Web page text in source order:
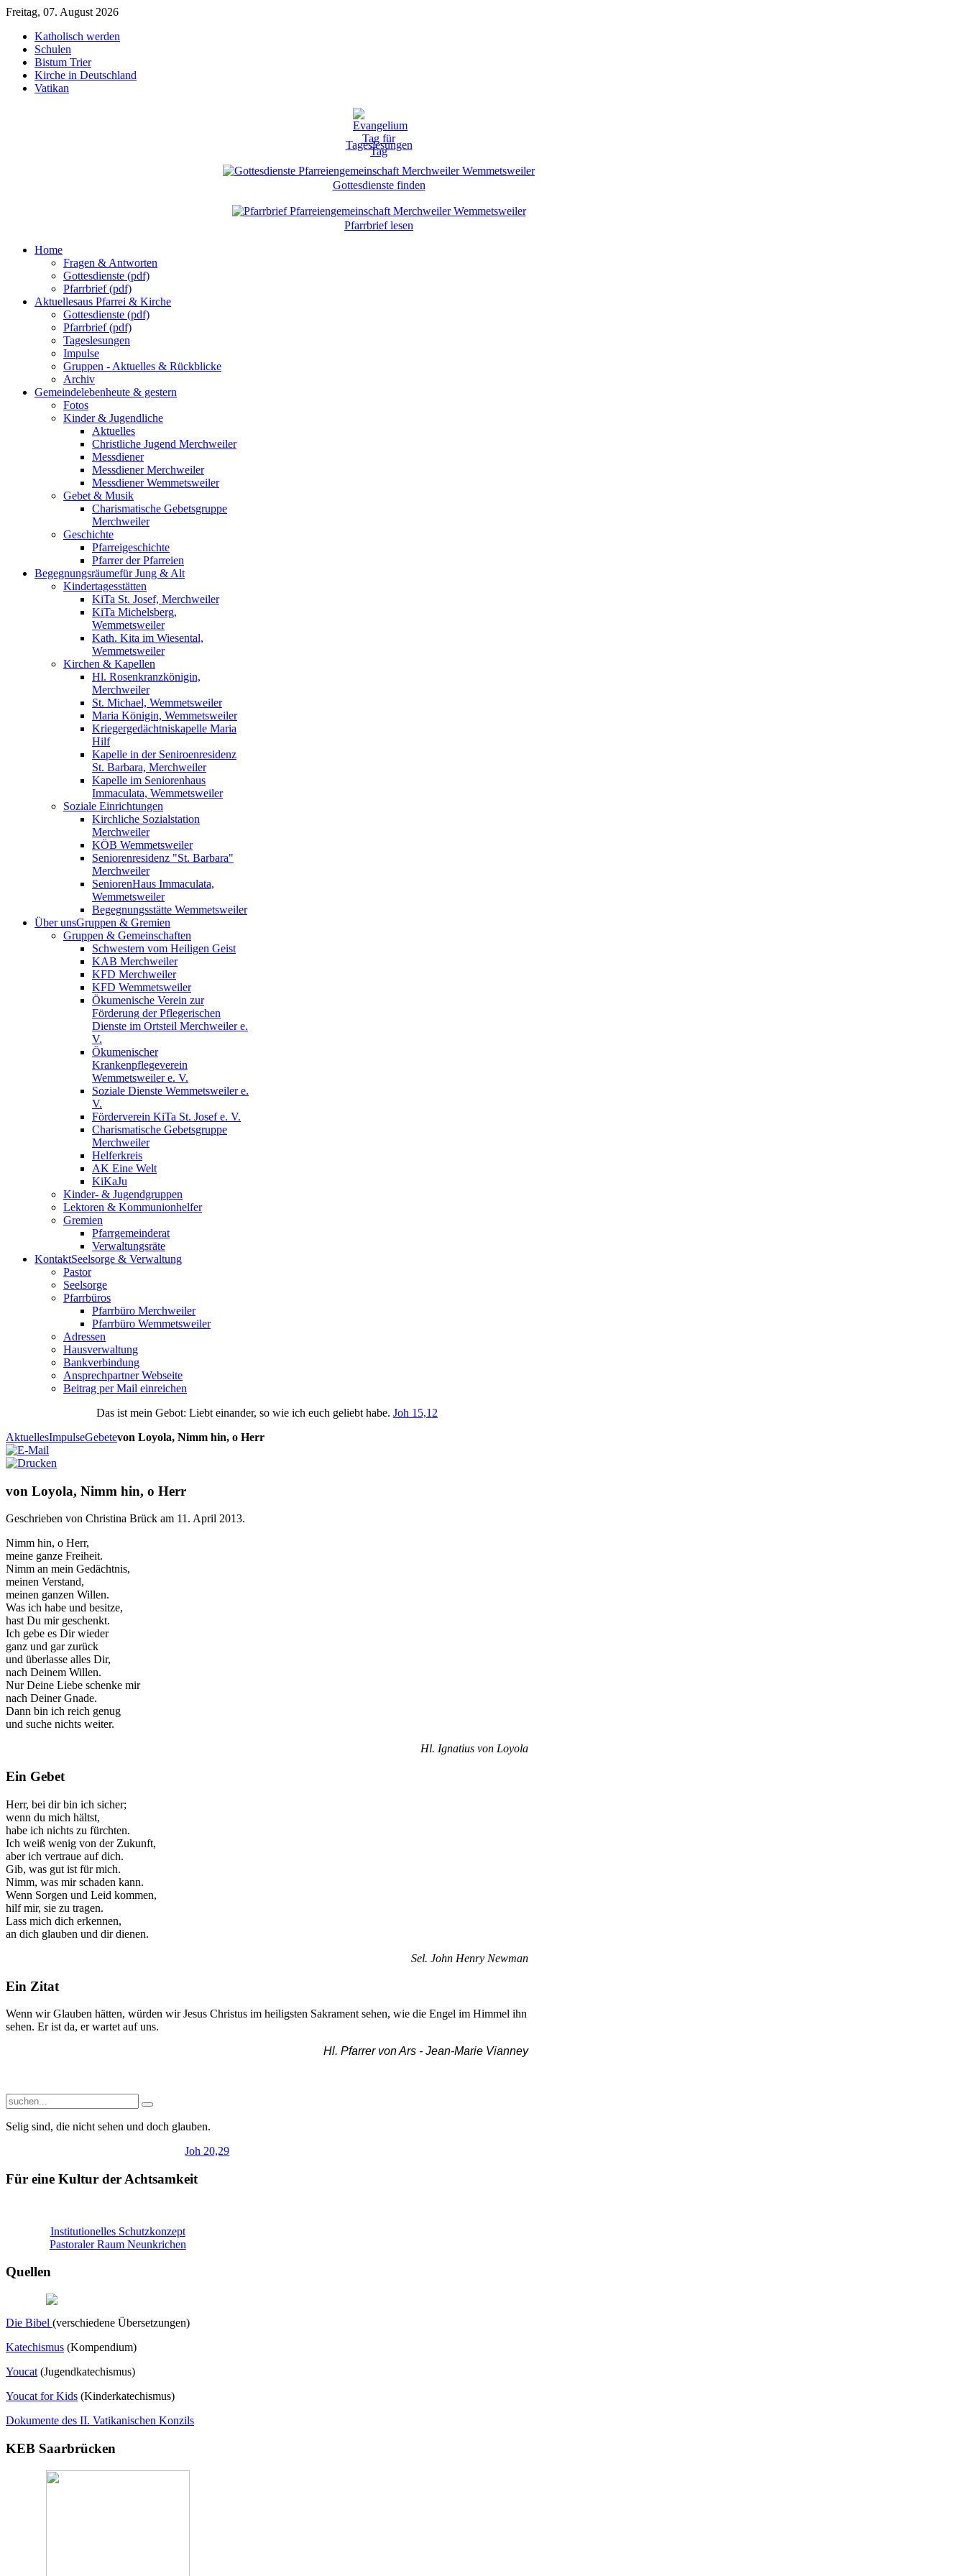
Freitag, 07. August 2026
Katholisch werden
Schulen
Bistum Trier
Kirche in Deutschland
Vatikan
Tageslesungen
Gottesdienste finden
Pfarrbrief lesen
Home
Fragen & Antworten
Gottesdienste (pdf)
Pfarrbrief (pdf)
Aktuellesaus Pfarrei & Kirche
Gottesdienste (pdf)
Pfarrbrief (pdf)
Tageslesungen
Impulse
Gruppen - Aktuelles & Rückblicke
Archiv
Gemeindelebenheute & gestern
Fotos
Kinder & Jugendliche
Aktuelles
Christliche Jugend Merchweiler
Messdiener
Messdiener Merchweiler
Messdiener Wemmetsweiler
Gebet & Musik
Charismatische Gebetsgruppe
Merchweiler
Geschichte
Pfarreigeschichte
Pfarrer der Pfarreien
Begegnungsräumefür Jung & Alt
Kindertagesstätten
KiTa St. Josef, Merchweiler
KiTa Michelsberg,
Wemmetsweiler
Kath. Kita im Wiesental,
Wemmetsweiler
Kirchen & Kapellen
Hl. Rosenkranzkönigin,
Merchweiler
St. Michael, Wemmetsweiler
Maria Königin, Wemmetsweiler
Kriegergedächtniskapelle Maria
Hilf
Kapelle in der Seniroenresidenz
St. Barbara, Merchweiler
Kapelle im Seniorenhaus
Immaculata, Wemmetsweiler
Soziale Einrichtungen
Kirchliche Sozialstation
Merchweiler
KÖB Wemmetsweiler
Seniorenresidenz "St. Barbara"
Merchweiler
SeniorenHaus Immaculata,
Wemmetsweiler
Begegnungsstätte Wemmetsweiler
Über unsGruppen & Gremien
Gruppen & Gemeinschaften
Schwestern vom Heiligen Geist
KAB Merchweiler
KFD Merchweiler
KFD Wemmetsweiler
Ökumenische Verein zur
Förderung der Pflegerischen
Dienste im Ortsteil Merchweiler e.
V.
Ökumenischer
Krankenpflegeverein
Wemmetsweiler e. V.
Soziale Dienste Wemmetsweiler e.
V.
Förderverein KiTa St. Josef e. V.
Charismatische Gebetsgruppe
Merchweiler
Helferkreis
AK Eine Welt
KiKaJu
Kinder- & Jugendgruppen
Lektoren & Kommunionhelfer
Gremien
Pfarrgemeinderat
Verwaltungsräte
KontaktSeelsorge & Verwaltung
Pastor
Seelsorge
Pfarrbüros
Pfarrbüro Merchweiler
Pfarrbüro Wemmetsweiler
Adressen
Hausverwaltung
Bankverbindung
Ansprechpartner Webseite
Beitrag per Mail einreichen
Das ist mein Gebot: Liebt einander, so wie ich euch geliebt habe. Joh 15,12
AktuellesImpulseGebetevon Loyola, Nimm hin, o Herr
von Loyola, Nimm hin, o Herr
Geschrieben von Christina Brück am 11. April 2013.
Nimm hin, o Herr,
meine ganze Freiheit.
Nimm an mein Gedächtnis,
meinen Verstand,
meinen ganzen Willen.
Was ich habe und besitze,
hast Du mir geschenkt.
Ich gebe es Dir wieder
ganz und gar zurück
und überlasse alles Dir,
nach Deinem Willen.
Nur Deine Liebe schenke mir
nach Deiner Gnade.
Dann bin ich reich genug
und suche nichts weiter.
Hl. Ignatius von Loyola
Ein Gebet
Herr, bei dir bin ich sicher;
wenn du mich hältst,
habe ich nichts zu fürchten.
Ich weiß wenig von der Zukunft,
aber ich vertraue auf dich.
Gib, was gut ist für mich.
Nimm, was mir schaden kann.
Wenn Sorgen und Leid kommen,
hilf mir, sie zu tragen.
Lass mich dich erkennen,
an dich glauben und dir dienen.
Sel. John Henry Newman
Ein Zitat
Wenn wir Glauben hätten, würden wir Jesus Christus im heiligsten Sakrament sehen, wie die Engel im Himmel ihn
sehen. Er ist da, er wartet auf uns.
Hl. Pfarrer von Ars - Jean-Marie Vianney
Selig sind, die nicht sehen und doch glauben.
Joh 20,29
Für eine Kultur der Achtsamkeit
Institutionelles Schutzkonzept
Pastoraler Raum Neunkrichen
Quellen
Die Bibel (verschiedene Übersetzungen)
Katechismus (Kompendium)
Youcat (Jugendkatechismus)
Youcat for Kids (Kinderkatechismus)
Dokumente des II. Vatikanischen Konzils
KEB Saarbrücken